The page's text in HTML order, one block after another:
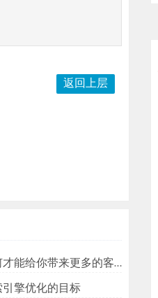
返回上层
能给你带来更多的客户？
擎优化的目标